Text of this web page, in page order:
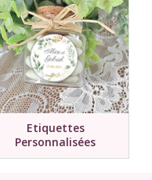
Etiquettes
Personnalisées